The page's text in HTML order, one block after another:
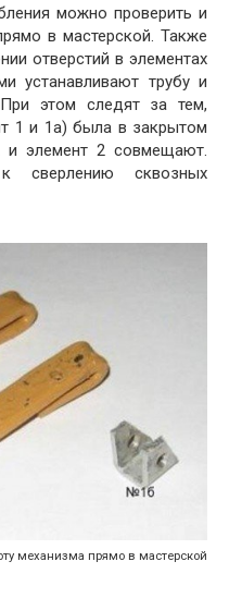
можно проверить и
в мастерской. Также
отверстий в элементах
устанавливают трубу и
этом следят за тем,
1 и 1a) была в закрытом
и элемент 2 совмещают.
сверлению сквозных
механизма прямо в мастерской